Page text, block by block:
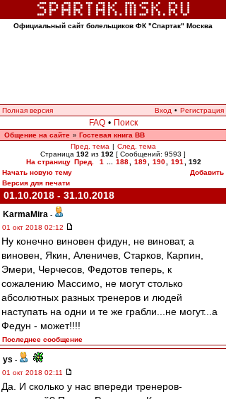
Официальный сайт болельщиков ФК "Спартак" Москва
Полная версия Вход • Регистрация
FAQ • Поиск
Общение на сайте » Гостевая книга ВВ
Пред. тема | След. тема
Страница 192 из 192 [ Сообщений: 9593 ]
На страницу Пред. 1 188 189 190 191
192
Начать новую тему
Добавить
Версия для печати
01.10.2018 - 31.10.2018
KarmaMira -
01 окт 2018 02:12
Ну конечно виновен фидун, не виноват, а
виновен, Якин, Аленичев, Старков, Карпин,
Эмери, Черчесов, Федотов теперь, к
сожалению Массимо, не могут столько
абсолютных разных тренеров и людей
наступать на одни и те же грабли...не могут...а
Федун - может!!!!
Последнее сообщение
ys -
01 окт 2018 02:11
Да. И сколько у нас впереди тренеров-